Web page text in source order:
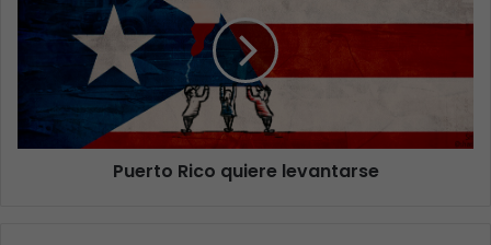
Puerto Rico quiere levantarse